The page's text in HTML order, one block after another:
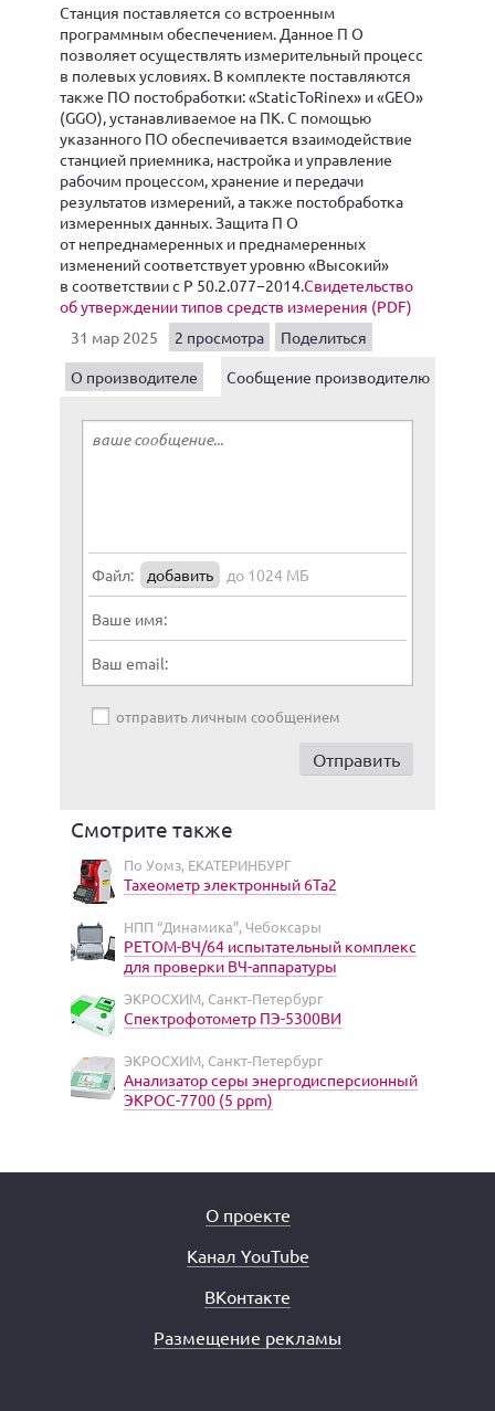
Станция поставляется со встроенным
программным обеспечением. Данное П О
позволяет осуществлять измерительный процесс
в полевых условиях. В комплекте поставляются
также ПО постобработки: «StaticToRinex» и «GEO»
(GGO), устанавливаемое на ПК. С помощью
указанного ПО обеспечивается взаимодействие
станцией приемника, настройка и управление
рабочим процессом, хранение и передачи
результатов измерений, а также постобработка
измеренных данных. Защита П О
от непреднамеренных и преднамеренных
изменений соответствует уровню «Высокий»
в соответствии с Р 50.2.077−2014.Свидетельство
об утверждении типов средств измерения (PDF)
31 мар 2025
2 просмотра
Поделиться
О производителе
Сообщение производителю
Файл: добавить до 1024 МБ
Ваше имя:
Ваш email:
отправить личным сообщением
Смотрите также
По Уомз, ЕКАТЕРИНБУРГ
Тахеометр электронный 6Та2
НПП “Динамика”, Чебоксары
РЕТОМ-ВЧ/64 испытательный комплекс
для проверки ВЧ-аппаратуры
ЭКРОСХИМ, Санкт-Петербург
Спектрофотометр ПЭ-5300ВИ
ЭКРОСХИМ, Санкт-Петербург
Анализатор серы энергодисперсионный
ЭКРОС-7700 (5 ppm)
О проекте
Канал YouTube
ВКонтакте
Размещение рекламы